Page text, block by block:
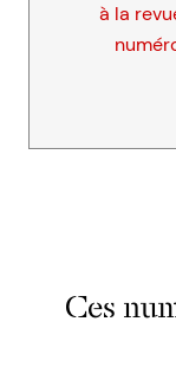
à la
Ces